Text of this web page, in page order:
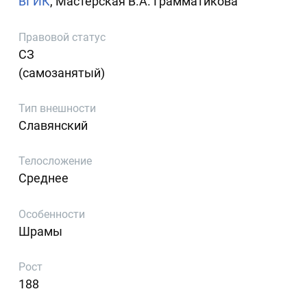
Правовой статус
СЗ
(самозанятый)
Тип внешности
Славянский
Телосложение
Среднее
Особенности
Шрамы
Рост
188